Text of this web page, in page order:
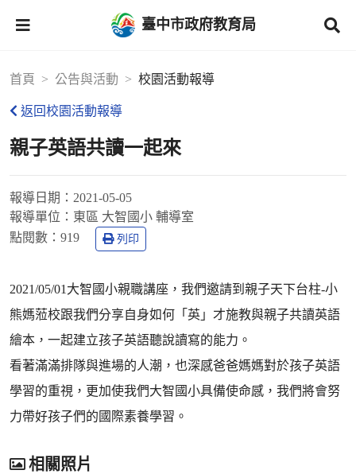
臺中市政府教育局
首頁 公告與活動 校園活動報導
返回校園活動報導
親子英語共讀一起來
報導日期： 2021-05-05
報導單位： 東區 大智國小 輔導室
點閱數： 919 列印
2021/05/01大智國小親職講座，我們邀請到親子天下台柱-小
熊媽蒞校跟我們分享自身如何「英」才施教與親子共讀英語
繪本，一起建立孩子英語聽說讀寫的能力。
看著滿滿排隊與進場的人潮，也深感爸爸媽媽對於孩子英語
學習的重視，更加使我們大智國小具備使命感，我們將會努
力帶好孩子們的國際素養學習。
相關照片